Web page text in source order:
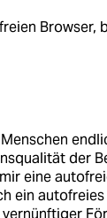
Browser,
der
eine
ein